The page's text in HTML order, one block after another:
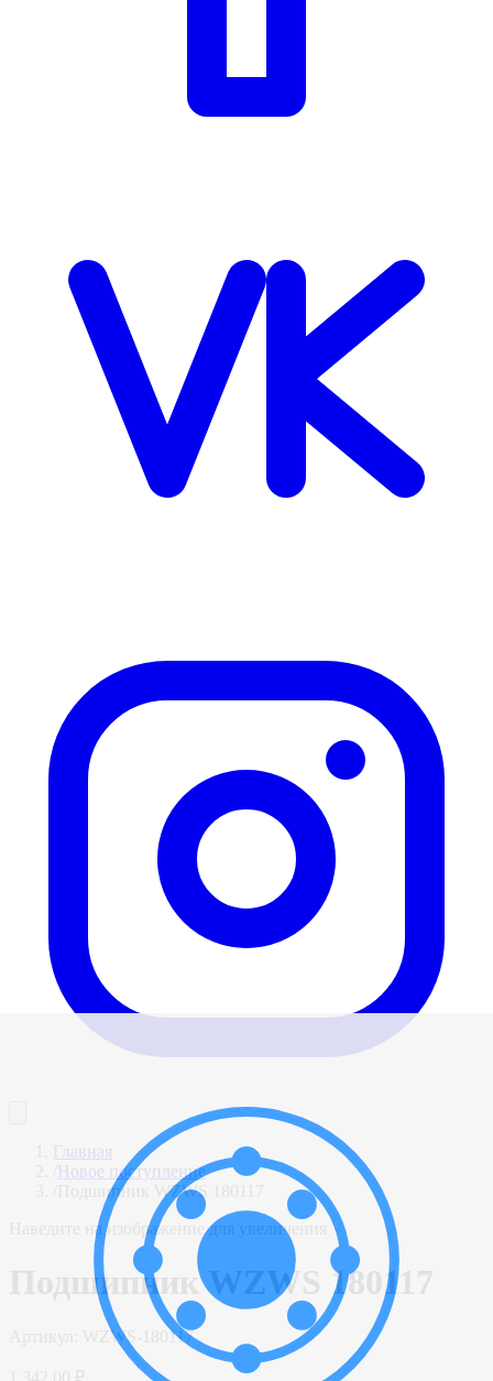
Главная
Новое поступление
Подшипник WZWS 180117
Наведите на изображение для увеличения
Подшипник WZWS 180117
WZWS-180117